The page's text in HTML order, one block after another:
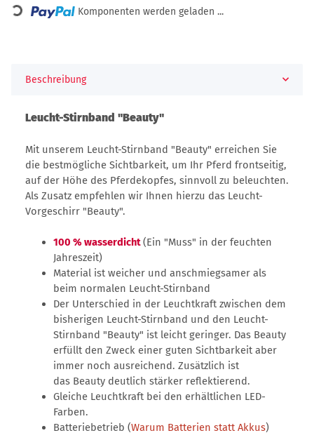
Loading... Komponenten werden geladen ...
Beschreibung
Leucht-Stirnband "Beauty"
Mit unserem Leucht-Stirnband "Beauty" erreichen Sie
die bestmögliche Sichtbarkeit, um Ihr Pferd frontseitig,
auf der Höhe des Pferdekopfes, sinnvoll zu beleuchten.
Als Zusatz empfehlen wir Ihnen hierzu das Leucht-
Vorgeschirr "Beauty".
100 % wasserdicht(Ein "Muss" in der feuchten
Jahreszeit)
Material ist weicher und anschmiegsamer als
beim normalen Leucht-Stirnband
Der Unterschied in der Leuchtkraft zwischen dem
bisherigen Leucht-Stirnband und den Leucht-
Stirnband "Beauty" ist leicht geringer. Das Beauty
erfüllt den Zweck einer guten Sichtbarkeit aber
immer noch ausreichend. Zusätzlich ist
das Beauty deutlich stärker reflektierend.
Gleiche Leuchtkraft bei den erhältlichen LED-
Farben.
Batteriebetrieb (Warum Batterien statt Akkus)